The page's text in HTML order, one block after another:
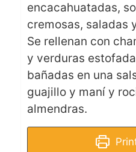
encacahuatadas,
cremosas, saladas
Se rellenan con
y verduras
bañadas en una
guajillo y maní y
almendras.